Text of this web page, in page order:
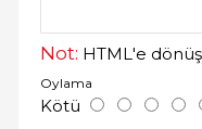
Not: HTML'e
Oylama
Kötü